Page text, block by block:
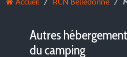
Autres
du camping